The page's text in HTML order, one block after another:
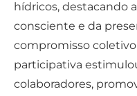
hídricos, destacando
consciente e da
compromisso
participativa
colaboradores,